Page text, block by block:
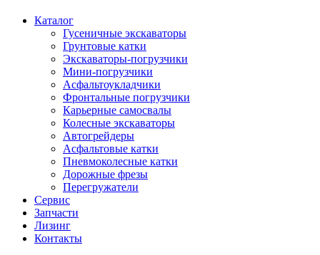
Каталог
Гусеничные экскаваторы
Грунтовые катки
Экскаваторы-погрузчики
Мини-погрузчики
Асфальтоукладчики
Фронтальные погрузчики
Карьерные самосвалы
Колесные экскаваторы
Автогрейдеры
Асфальтовые катки
Пневмоколесные катки
Дорожные фрезы
Перегружатели
Сервис
Запчасти
Лизинг
Контакты